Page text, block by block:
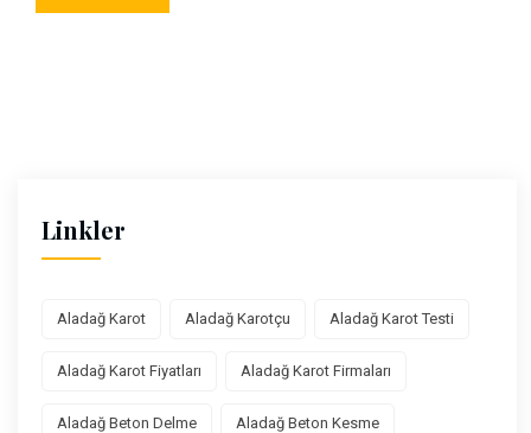
Linkler
Aladağ Karot Aladağ Karotçu Aladağ Karot Testi
Aladağ Karot Fiyatları Aladağ Karot Firmaları
Aladağ Beton Delme Aladağ Beton Kesme